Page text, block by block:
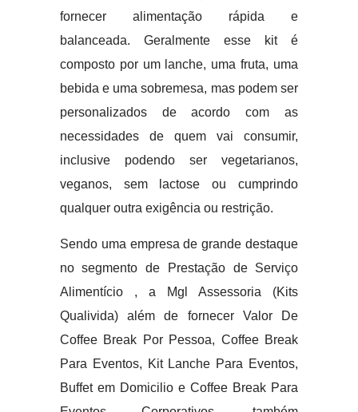
fornecer alimentação rápida e
balanceada. Geralmente esse kit é
composto por um lanche, uma fruta, uma
bebida e uma sobremesa, mas podem ser
personalizados de acordo com as
necessidades de quem vai consumir,
inclusive podendo ser vegetarianos,
veganos, sem lactose ou cumprindo
qualquer outra exigência ou restrição.
Sendo uma empresa de grande destaque
no segmento de Prestação de Serviço
Alimentício , a Mgl Assessoria (Kits
Qualivida) além de fornecer Valor De
Coffee Break Por Pessoa, Coffee Break
Para Eventos, Kit Lanche Para Eventos,
Buffet em Domicilio e Coffee Break Para